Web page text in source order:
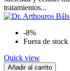
tratamientos...
-8%
Fuera de stock
Quick view
Añadir al carrito